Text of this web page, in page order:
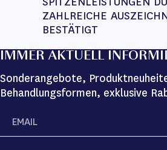
ZAHLREICHE
BESTÄTIGT
IMMER AKTUELL
Sonderangebote,
Behandlungsformen, exklusive